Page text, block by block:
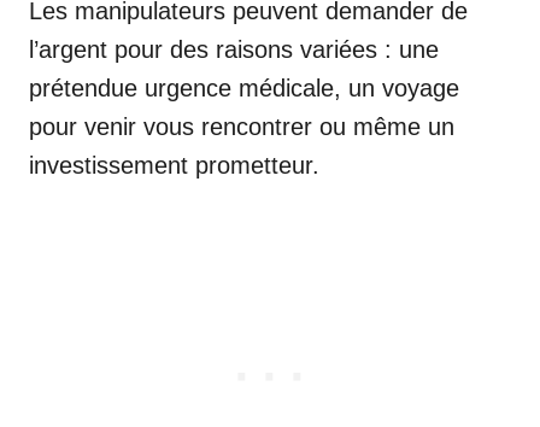
Les manipulateurs peuvent demander de
l’argent pour des raisons variées : une
prétendue urgence médicale, un voyage
pour venir vous rencontrer ou même un
investissement prometteur.